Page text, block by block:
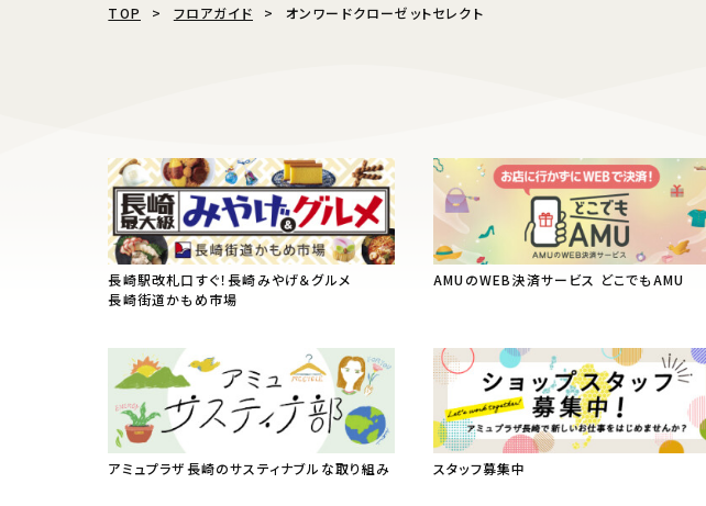
TOP フロアガイド オンワードクローゼットセレクト
長崎駅改札口すぐ！長崎みやげ＆グルメ
長崎街道かもめ市場
AMUのWEB決済サービス どこでもAMU
アミュプラザ長崎のサスティナブルな取り組み スタッフ募集中